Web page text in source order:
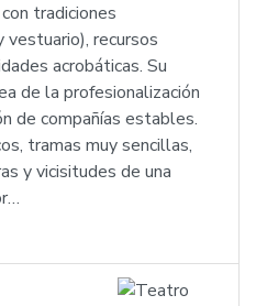
tradiciones
vestuario), recursos
acrobáticas. Su
de la profesionalización
de compañías estables.
tramas muy sencillas,
y vicisitudes de una